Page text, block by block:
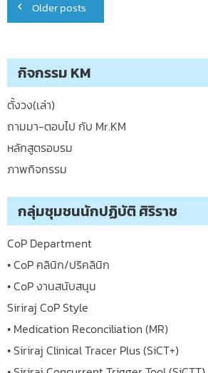
navigation
Older posts
กิจกรรม KM
ตั้งวง(เล่า)
ถามมา-ตอบไป กับ Mr.KM
หลักสูตรอบรม
ภาพกิจกรรม
กลุ่มชุมชนนักปฏิบัติ ศิริราช
CoP Department
• CoP คลินิก/ปริคลินิก
• CoP งานสนับสนุน
Siriraj CoP Style
• Medication Reconciliation (MR)
• Siriraj Clinical Tracer Plus (SiCT+)